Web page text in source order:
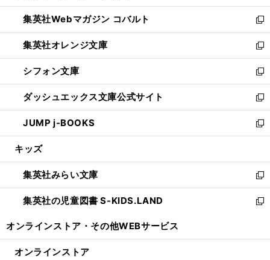
開
く
ウ
で
開
く
ン
ド
ウ
で
開
く
ウ
ィ
ン
ド
ウ
で
開
く
集英社Webマガジン コバルト
新
し
い
ウ
ィ
ン
ド
ウ
で
開
集英社オレンジ文庫
新
し
い
ウ
ィ
ン
ド
ウ
開
く
シフォン文庫
新
し
い
ウ
ィ
ン
ウ
で
開
く
ダッシュエックス文庫公式サイト
新
し
い
ウ
ン
ド
ウ
で
JUMP j-BOOKS
新
し
ウ
ィ
ン
ド
開
キッズ
集英社みらい文庫
新
し
い
ン
集英社の児童図書 S-KIDS.LAND
新
ウ
オンラインストア・ その他WEBサービス
オンラインストア